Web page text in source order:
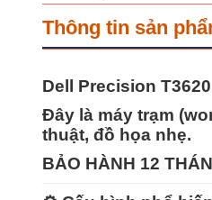
Thông tin sản
Dell Precision
Đây là máy trạm
thuật, đồ họa nhẹ.
BẢO HÀNH 12